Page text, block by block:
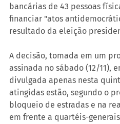
bancárias de 43 pessoas
financiar "atos
resultado da eleição
A decisão, tomada em um
assinada no sábado (12/11),
divulgada apenas nesta
atingidas estão, segundo o
bloqueio de estradas e na
em frente a quartéis-